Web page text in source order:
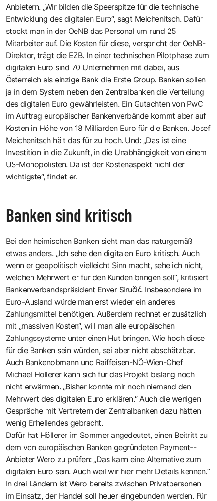
Anbietern. „Wir bilden die Speerspitze für die technische
Entwicklung des digitalen Euro“, sagt Meichenitsch. Dafür
stockt man in der OeNB das Personal um rund 25
Mitarbeiter auf. Die Kosten für diese, verspricht der OeNB-
Direktor, trägt die EZB. In einer technischen Pilotphase zum
digitalen Euro sind 70 Unternehmen mit dabei, aus
Österreich als einzige Bank die Erste Group. Banken sollen
ja in dem System neben den Zentralbanken die Verteilung
des digitalen Euro gewährleisten. Ein Gutachten von PwC
im Auftrag europäischer Bankenverbände kommt aber auf
Kosten in Höhe von 18 Milliarden Euro für die Banken. Josef
Meichenitsch hält das für zu hoch. Und: „Das ist eine
Investition in die Zukunft, in die Unabhängigkeit von einem
US-Monopolisten. Da ist der Kostenaspekt nicht der
wichtigste“, findet er.
Banken sind kritisch
Bei den heimischen Banken sieht man das naturgemäß
etwas anders. „Ich sehe den digitalen Euro kritisch. Auch
wenn er geopolitisch vielleicht Sinn macht, sehe ich nicht,
welchen Mehrwert er für den Kunden bringen soll“, kritisiert
Bankenverbandspräsident Enver Siručić. Insbesondere im
Euro-Ausland würde man erst wieder ein anderes
Zahlungsmittel benötigen. Außerdem rechnet er zusätzlich
mit „massiven Kosten“, will man alle europäischen
Zahlungssysteme unter einen Hut bringen. Wie hoch diese
für die Banken sein würden, sei aber nicht abschätzbar.
Auch Bankenobmann und Raiffeisen-NÖ-Wien-Chef
Michael Höllerer kann sich für das Projekt bislang noch
nicht erwärmen. „Bisher konnte mir noch niemand den
Mehrwert des digitalen Euro erklären.“ Auch die wenigen
Gespräche mit Vertretern der Zentralbanken dazu hätten
wenig Erhellendes gebracht.
Dafür hat Höllerer im Sommer angedeutet, einen Beitritt zu
dem von europäischen Banken gegründeten Payment-­
Anbieter Wero zu prüfen: „Das kann eine Alternative zum
digitalen Euro sein. Auch weil wir hier mehr Details kennen.“
In drei Ländern ist Wero bereits zwischen Privatpersonen
im Einsatz, der Handel soll heuer eingebunden werden. Für